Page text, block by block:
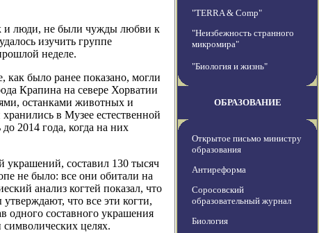
и люди, не были чужды любви к
изучить группе
неделе.
было ранее показано, могли
Крапина на севере Хорватии
останками животных и
в Музее естественной
2014 года, когда на них
украшений, составил 130 тысяч
не было: все они обитали на
анализ когтей показал, что
что все эти когти,
одного составного украшения
символических целях.
"TERRA & Comp"
"Неизбежность странного
микромира"
"Биология и жизнь"
ОБРАЗОВАНИЕ
Открытое письмо министру
образования
Антиреформа
Соросовский
образовательный журнал
Биология